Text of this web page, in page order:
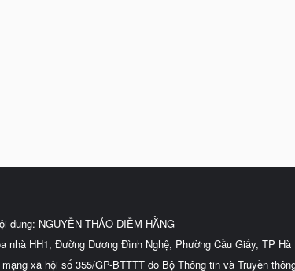
dung: NGUYỄN THẢO DIỄM HẰNG
nhà HH1, Đường Dương Đình Nghệ, Phường Cầu Giấy, TP Hà
xã hội số 355/GP-BTTTT do Bộ Thông tin và Truyền